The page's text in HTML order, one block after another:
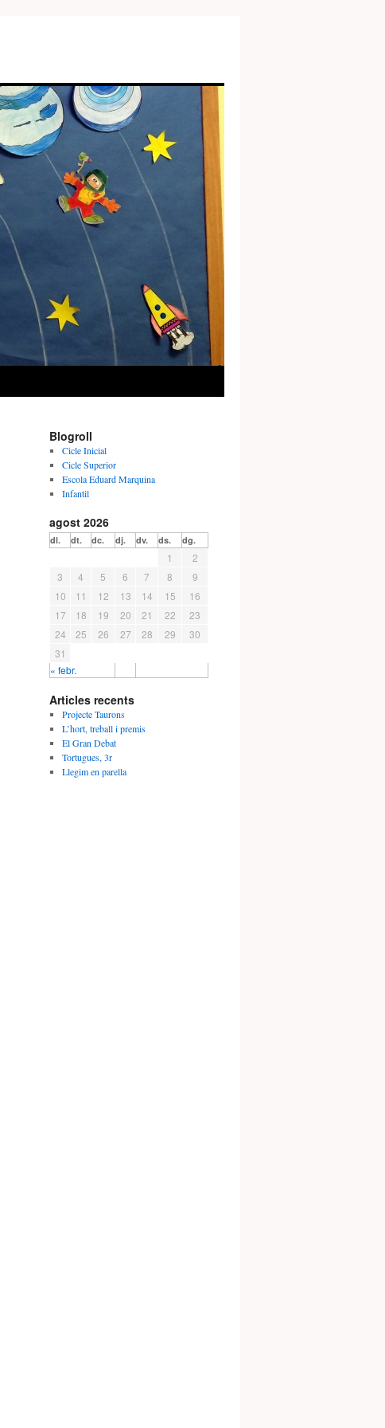
Blogroll
Cicle Inicial
Cicle Superior
Escola Eduard Marquina
Infantil
agost 2026
dl. dt. dc. dj. dv. ds. dg.
« febr.
1
2
3
4 5 6 7 8
9
10
11 12 13 14 15
16
17
18 19 20 21 22
23
24
25 26 27 28 29
30
31
Articles recents
Projecte Taurons
L’hort, treball i premis
El Gran Debat
Tortugues, 3r
Llegim en parella